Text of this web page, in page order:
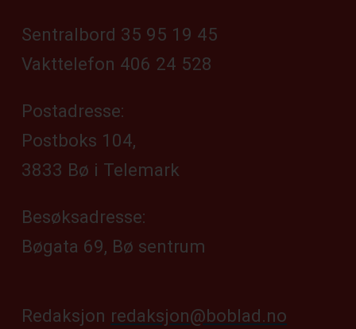
Sentralbord 35 95 19 45
Vakttelefon 406 24 528
Postadresse:
Postboks 104,
3833 Bø i Telemark
Besøksadresse:
Bøgata 69, Bø sentrum
Redaksjon redaksjon@boblad.no